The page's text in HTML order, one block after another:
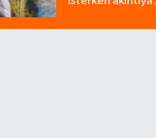
yaşamını yitirdi